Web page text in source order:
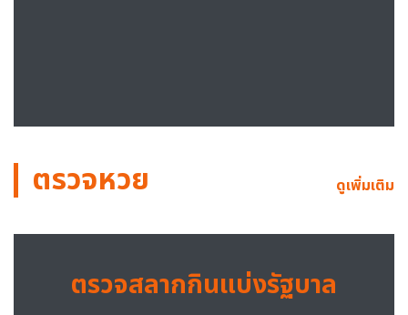
ตรวจหวย ดูเพิ่มเติม
ตรวจสลากกินแบ่งรัฐบาล